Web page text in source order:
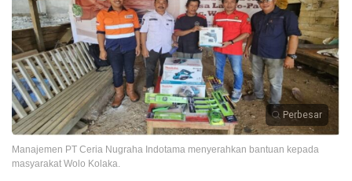
Perbesar
Manajemen PT Ceria Nugraha Indotama menyerahkan bantuan kepada
masyarakat Wolo Kolaka.